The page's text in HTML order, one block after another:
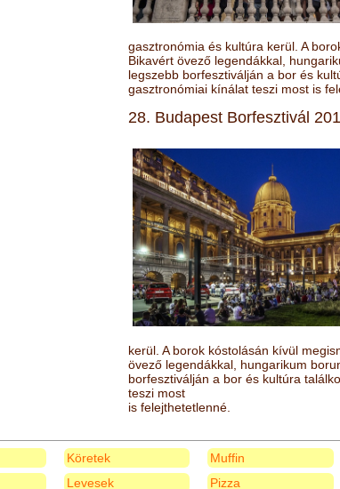
gasztronómia és kultúra kerül. A
Bikavért övező legendákkal,
legszebb borfesztiválján a bor és
gasztronómiai kínálat teszi most is
28. Budapest Borfesztivál
kerül. A borok kóstolásán kívül
övező legendákkal, hungarikum
borfesztiválján a bor és kultúra
teszi most
is felejthetetlenné.
Köretek
Levesek
Muffin
Pizza